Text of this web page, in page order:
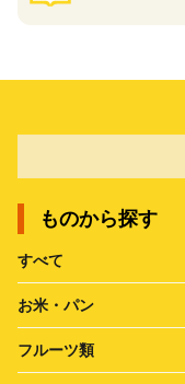
ものから探す
すべて
お米・パン
フルーツ類